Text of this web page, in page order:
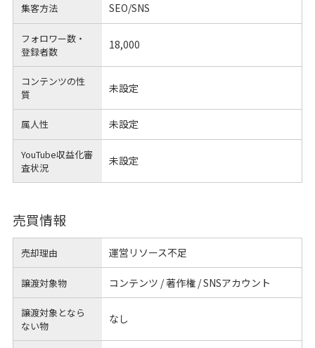
集客方法 SEO/SNS
フォロワー数・
登録者数
18,000
コンテンツの性
質
未設定
属人性 未設定
YouTube収益化審
査状況
未設定
売買情報
売却理由 運営リソース不足
譲渡対象物 コンテンツ / 著作権 / SNSアカウント
譲渡対象となら
ない物
なし